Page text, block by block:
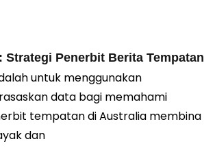
Strategi Penerbit Berita Tempatan
untuk menggunakan
data bagi memahami
tempatan di Australia membina
dan